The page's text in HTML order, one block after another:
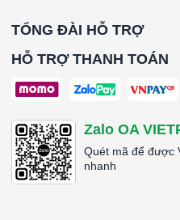
TỔNG ĐÀI HỖ TRỢ
HỖ TRỢ THANH TOÁN
Zalo OA
Quét mã để được
nhanh